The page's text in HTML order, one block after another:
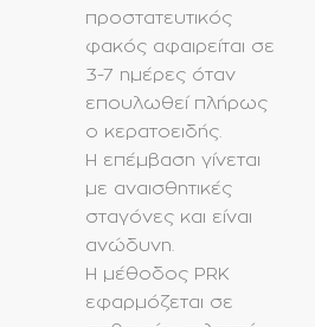
προστατευτικός
φακός αφαιρείται σε
3-7 ημέρες όταν
επουλωθεί πλήρως
ο κερατοειδής.
Η επέμβαση γίνεται
με αναισθητικές
σταγόνες και είναι
ανώδυνη.
Η μέθοδος PRK
εφαρμόζεται σε